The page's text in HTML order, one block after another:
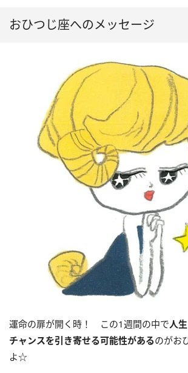
おひつじ座へのメッセージ
運命の扉が開く時！ この1週間の中で人
チャンスを引き寄せる可能性があるのがお
よ☆